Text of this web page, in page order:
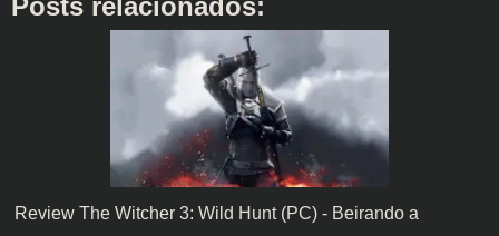
Posts relacionados:
Review The Witcher 3: Wild Hunt (PC) - Beirando a